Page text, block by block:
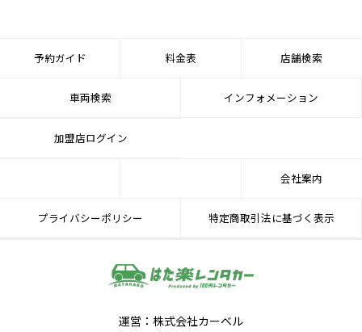
予約ガイド 料金表 店舗検索
車両検索 インフォメーション
加盟店ログイン
会社案内
プライバシーポリシー 特定商取引法に基づく表示
運営：株式会社カーベル